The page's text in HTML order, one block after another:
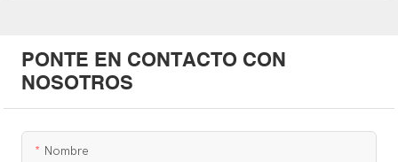
PONTE EN CONTACTO CON
NOSOTROS
Nombre